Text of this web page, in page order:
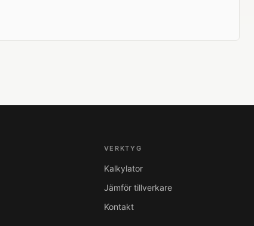
VERKTYG
Kalkylator
Jämför tillverkare
Kontakt